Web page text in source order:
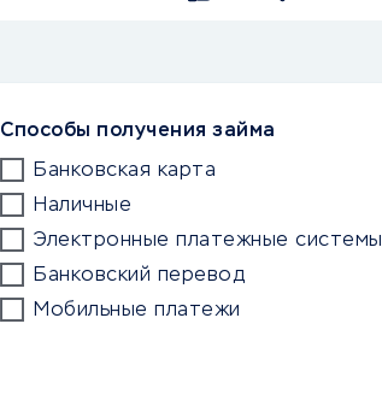
Способы получения займа
Банковская карта
Наличные
Электронные платежные системы
Банковский перевод
Мобильные платежи